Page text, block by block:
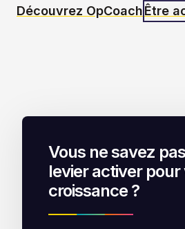
Découvrez OpCoachÊtre
Vous ne savez
levier activer pour
croissance ?